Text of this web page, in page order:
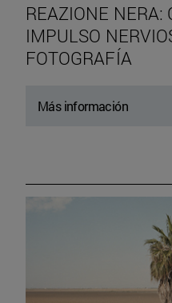
REAZIONE NERA:
IMPULSO
FOTOGRAFÍA
Más información